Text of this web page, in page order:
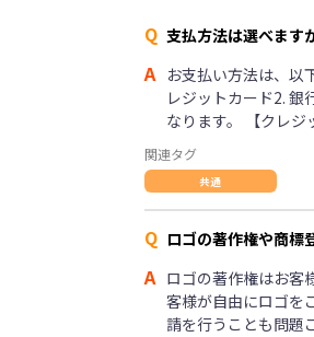
Q 支払方法は選べます
A お支払い方法は、以
レジットカード2.
なります。 【クレ
関連タグ
共通
Q ロゴの著作権や商標
A ロゴの著作権はお客
客様が自由にロゴを
請を行うことも問題